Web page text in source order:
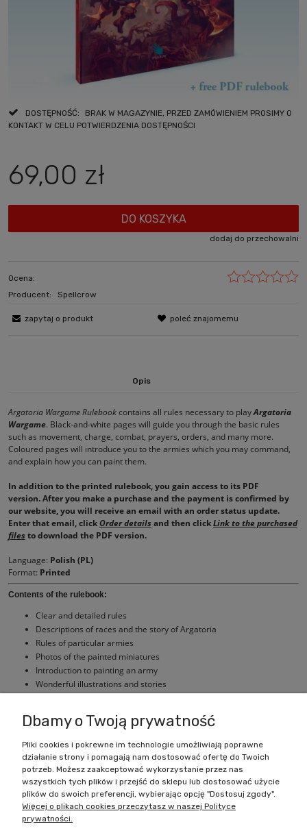
DOSTĘPNOŚĆ:
BRAK W MAGAZYNIE, PRZED ZAMÓWIENIEM PROSIMY O
KONTAKT W CELU POTWIERDZENIA DOSTĘPNOŚCI
69,00 zł
DO KOSZYKA
dodaj do przechowalni
Ocena:
Producent:
Spellcrow
zapytaj o produkt poleć znajomemu
Opis
Argatoria Wargame Rulebookcontains all rules necessary to playArgatoria
Wargame. Black-and-white pages will guide you through the basic rules
such as movement, charge, combat, prayers, orders, and many more.
Coloured pages will introduce you to the armies which you may command,
and explain how you can paint them.
In addition to the printed rulebook, you gain access to its PDF
version. After you make a purchase and the payment is confirmed by
our website, you will receive an email with an order status update.
Enter that email, clickOrder details and then clickLink to the purchased
files to download the PDF version.
Language: Polish (PL)
Format: Printed
Contents of the rulebook:
Clear and detailed rules
Descriptions of races and the story of Argatoria
Rules of particular armies
Photos of the painted miniatures
Introduction to painting an army
Wonderful illustrations and stories
Zakupy
Pomoc
Dbamy o Twoją prywatność
Pliki cookies i pokrewne im technologie umożliwiają poprawne
działanie strony i pomagają nam dostosować ofertę do Twoich
potrzeb. Możesz zaakceptować wykorzystanie przez nas
wszystkich tych plików i przejść do sklepu lub dostosować użycie
plików do swoich preferencji, wybierając opcję "Dostosuj zgody".
Więcej o plikach cookies przeczytasz w naszej Polityce
prywatności.